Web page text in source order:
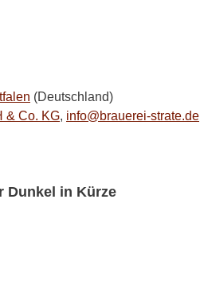
(Deutschland)
& Co. KG, info@brauerei-strate.de
Dunkel in Kürze